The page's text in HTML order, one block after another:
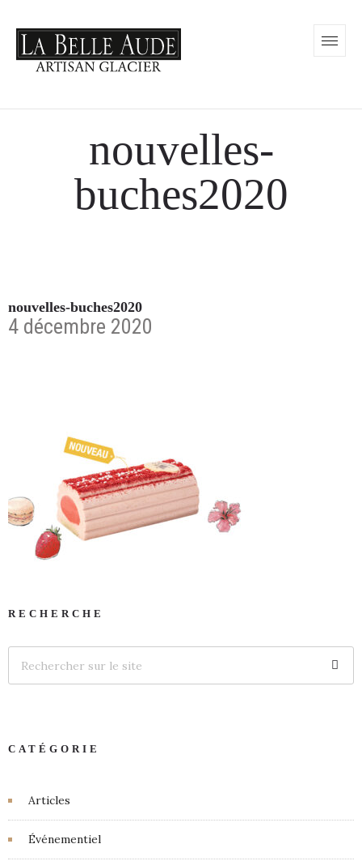
nouvelles-
buches2020
nouvelles-buches2020
4 décembre 2020
RECHERCHE
CATÉGORIE
Articles
Événementiel